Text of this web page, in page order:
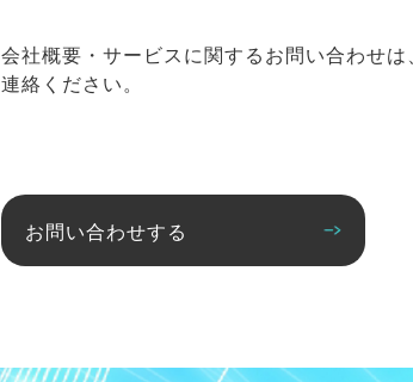
会社概要・サービスに関するお問い合わせ
連絡ください。
お問い合わせする